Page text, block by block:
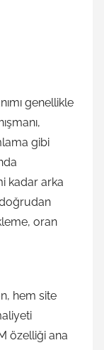
genellikle
gibi
kadar arka
oran
hem site
özelliği ana